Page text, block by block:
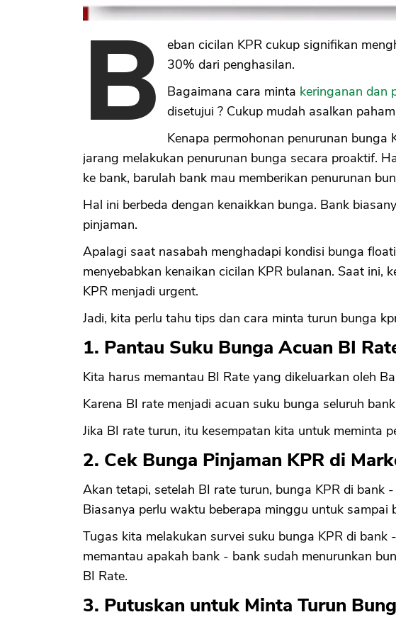
B
eban cicilan KPR cukup signifikan
30% dari penghasilan.
Bagaimana cara minta keringanan dan
disetujui ? Cukup mudah asalkan
Kenapa permohonan penurunan bunga
jarang melakukan penurunan bunga secara proaktif.
ke bank, barulah bank mau memberikan penurunan
Hal ini berbeda dengan kenaikkan bunga. Bank
pinjaman.
Apalagi saat nasabah menghadapi kondisi bunga
menyebabkan kenaikan cicilan KPR bulanan. Saat ini,
KPR menjadi urgent.
Jadi, kita perlu tahu tips dan cara minta turun bunga
1. Pantau Suku Bunga Acuan BI
Kita harus memantau BI Rate yang dikeluarkan oleh
Karena BI rate menjadi acuan suku bunga seluruh
Jika BI rate turun, itu kesempatan kita untuk meminta
2. Cek Bunga Pinjaman KPR di
Akan tetapi, setelah BI rate turun, bunga KPR di bank
Biasanya perlu waktu beberapa minggu untuk sampai
Tugas kita melakukan survei suku bunga KPR di bank
memantau apakah bank - bank sudah menurunkan
BI Rate.
3. Putuskan untuk Minta Turun